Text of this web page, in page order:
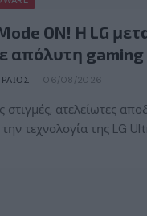
ON! Η LG
απόλυτη gaming
06/08/2026
στιγμές, ατελείωτες
την τεχνολογία της LG